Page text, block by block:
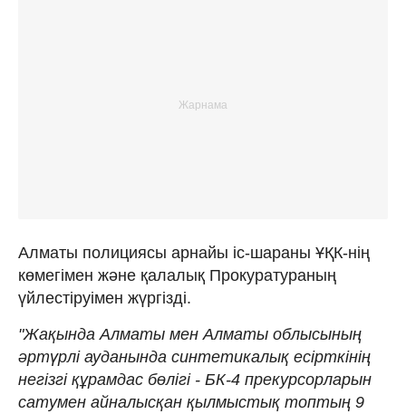
Алматы полициясы арнайы іс-шараны ҰҚК-нің
көмегімен және қалалық Прокуратураның
үйлестіруімен жүргізді.
"Жақында Алматы мен Алматы облысының
әртүрлі ауданында синтетикалық есірткінің
негізгі құрамдас бөлігі - БК-4 прекурсорларын
сатумен айналысқан қылмыстық топтың 9